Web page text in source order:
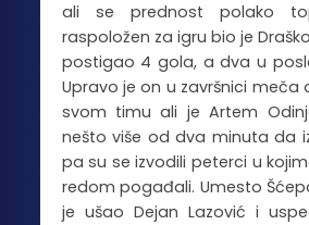
ali se prednost polako
raspoložen za igru bio je
postigao 4 gola, a dva u
Upravo je on u završnici
svom timu ali je Artem
nešto više od dva minuta da
pa su se izvodili peterci u
redom pogađali. Umesto
je ušao Dejan Lazović i